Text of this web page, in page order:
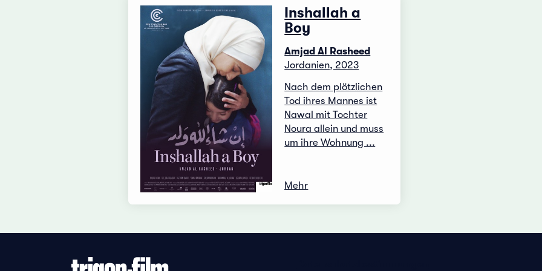
Inshallah a
Boy
Amjad Al Rasheed
Jordanien, 2023
Nach dem plötzlichen
Tod ihres Mannes ist
Nawal mit Tochter
Noura allein und muss
um ihre Wohnung ...
Mehr